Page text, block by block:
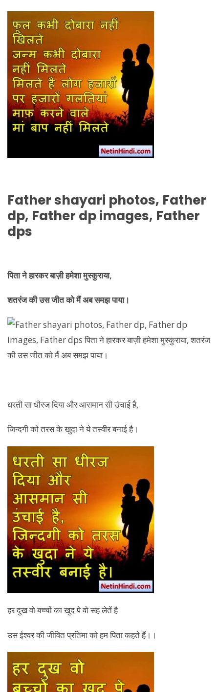
Fathershayari photos, Father
dp, Father dp images, Father
dps
पिता ने हारकर बाज़ी हमेशा मुस्कुराया,
शतरंज की उस जीत को मैं अब समझ पाया।
धरती सा धीरज दिया और आसमान सी उंचाई है,
जिन्दगी को तरस के खुदा ने ये तस्वीर बनाई है।
हर दुख वो बच्चों का खुद पे वो सह लेतें है
उस ईश्वर की जीवित प्रतिमा को हम पिता कहते हैं।।